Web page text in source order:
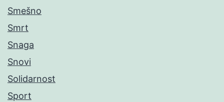
Smešno
Smrt
Snaga
Snovi
Solidarnost
Sport